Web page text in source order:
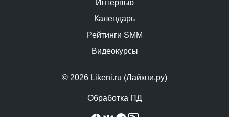
© 2026 Likeni.ru (Лайкни.ру)
Обработка ПД
Интервью
Календарь
Рейтинги SMM
Видеокурсы